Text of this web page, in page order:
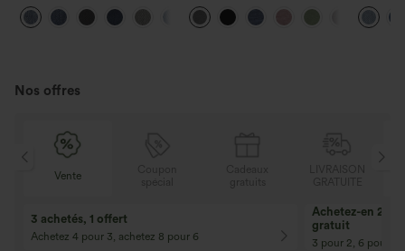
décontractés taille haute, effet
délavé, avec poches
chinée à bretelles réglables,
fronces et jambes larges, avec
poches — facile comme tout
à
poches
Nos offres
Vente
3 achetés, 1 offert
Achetez 4 pour 3, achetez 8 pour 6
Achetez-en 2,
gratuit
3 pour 2, 6 pour 4,